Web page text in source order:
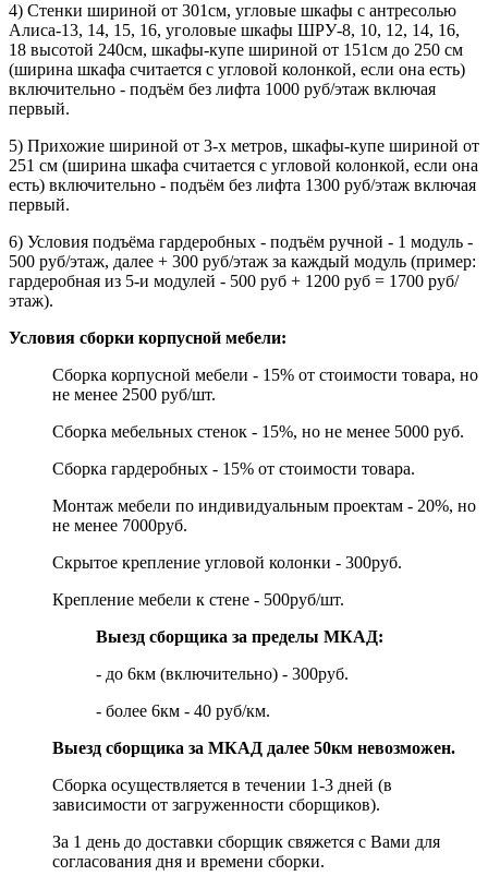
4) Стенки шириной от 301см, угловые шкафы с антресолью
Алиса-13, 14, 15, 16, уголовые шкафы ШРУ-8, 10, 12, 14, 16,
18 высотой 240см, шкафы-купе шириной от 151см до 250 см
(ширина шкафа считается с угловой колонкой, если она есть)
включительно - подъём без лифта 1000 руб/этаж включая
первый.
5) Прихожие шириной от 3-х метров, шкафы-купе шириной от
251 см (ширина шкафа считается с угловой колонкой, если она
есть) включительно - подъём без лифта 1300 руб/этаж включая
первый.
6) Условия подъёма гардеробных - подъём ручной - 1 модуль -
500 руб/этаж, далее + 300 руб/этаж за каждый модуль (пример:
гардеробная из 5-и модулей - 500 руб + 1200 руб = 1700 руб/
этаж).
Условия сборки корпусной мебели:
Сборка корпусной мебели - 15% от стоимости товара, но
не менее 2500 руб/шт.
Сборка мебельных стенок - 15%, но не менее 5000 руб.
Сборка гардеробных - 15% от стоимости товара.
Монтаж мебели по индивидуальным проектам - 20%, но
не менее 7000руб.
Скрытое крепление угловой колонки - 300руб.
Крепление мебели к стене - 500руб/шт.
Выезд сборщика за пределы МКАД:
- до 6км (включительно) - 300руб.
- более 6км - 40 руб/км.
Выезд сборщика за МКАД далее 50км невозможен.
Сборка осуществляется в течении 1-3 дней (в
зависимости от загруженности сборщиков).
За 1 день до доставки сборщик свяжется с Вами для
согласования дня и времени сборки.